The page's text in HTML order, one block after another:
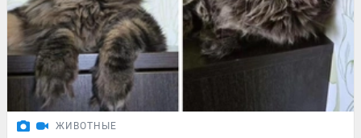
ЖИВОТНЫЕ